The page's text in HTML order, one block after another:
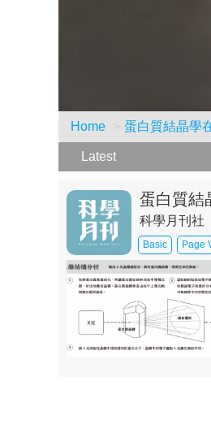
Home 蛋白質結晶學
Latest
蛋白質結
科學月刊社
Basic Page